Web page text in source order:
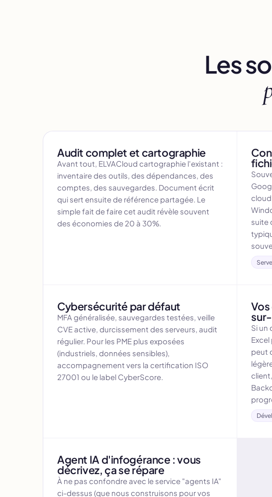
Les
Audit complet et cartographie
Avant tout, ELVACloud cartographie l'existant :
inventaire des outils, des dépendances, des
comptes, des sauvegardes. Document écrit
qui sert ensuite de référence partagée. Le
simple fait de faire cet audit révèle souvent
des économies de 20 à 30%.
suite
Cybersécurité par défaut
MFA généralisée, sauvegardes testées, veille
CVE active, durcissement des serveurs, audit
régulier. Pour les PME plus exposées
(industriels, données sensibles),
accompagnement vers la certification ISO
27001 ou le label CyberScore.
Si un
peut
Agent IA d'infogérance : vous
décrivez, ça se répare
À ne pas confondre avec le service "agents IA"
ci-dessus (que nous construisons pour vos